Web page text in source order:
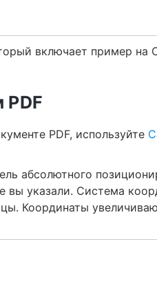
включает пример на
PDF
PDF, используйте
абсолютного
вы указали. Система
Координаты